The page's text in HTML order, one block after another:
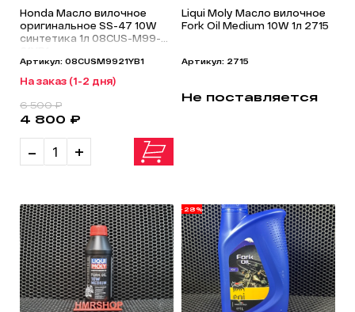
Honda Масло вилочное
оригинальное SS-47 10W
синтетика 1л 08CUS-M99-
Артикул: 08CUSM9921YB1
На заказ (1-2 дня)
- +
4 800 ₽
6 500 ₽
Liqui Moly Масло вилочное
Fork Oil Medium 10W 1л 2715
Артикул: 2715
Не поставляется
-28%